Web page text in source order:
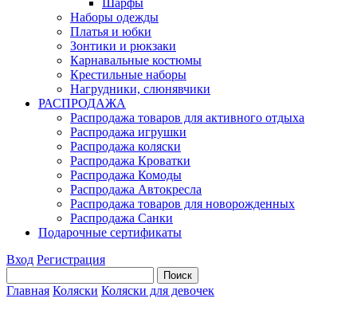
Шарфы
Наборы одежды
Платья и юбки
Зонтики и рюкзаки
Карнавальные костюмы
Крестильные наборы
Нагрудники, слюнявчики
РАСПРОДАЖА
Распродажа товаров для активного отдыха
Распродажа игрушки
Распродажа коляски
Распродажа Кроватки
Распродажа Комоды
Распродажа Автокресла
Распродажа товаров для новорожденных
Распродажа Санки
Подарочные сертификаты
Вход Регистрация
Главная Коляски Коляски для девочек